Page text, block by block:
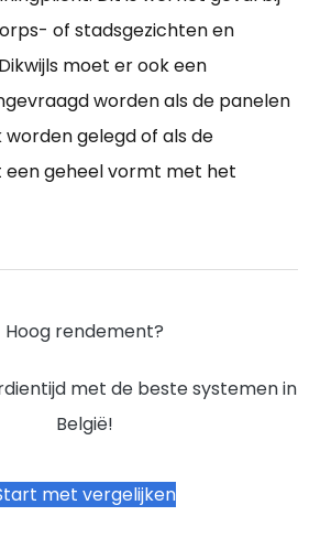
of stadsgezichten en
moet er ook een
worden als de panelen
gelegd of als de
geheel vormt met het
Hoog rendement?
met de beste systemen in
België!
met vergelijken